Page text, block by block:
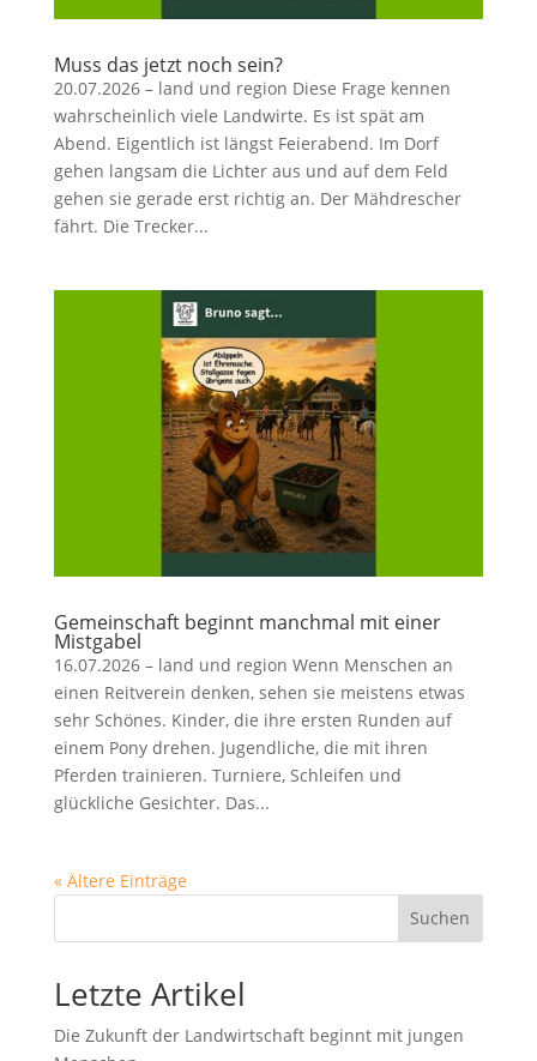
Muss das jetzt noch sein?
20.07.2026 – land und region Diese Frage kennen
wahrscheinlich viele Landwirte. Es ist spät am
Abend. Eigentlich ist längst Feierabend. Im Dorf
gehen langsam die Lichter aus und auf dem Feld
gehen sie gerade erst richtig an. Der Mähdrescher
fährt. Die Trecker...
Gemeinschaft beginnt manchmal mit einer
Mistgabel
16.07.2026 – land und region Wenn Menschen an
einen Reitverein denken, sehen sie meistens etwas
sehr Schönes. Kinder, die ihre ersten Runden auf
einem Pony drehen. Jugendliche, die mit ihren
Pferden trainieren. Turniere, Schleifen und
glückliche Gesichter. Das...
« Ältere Einträge
Suchen
Letzte Artikel
Die Zukunft der Landwirtschaft beginnt mit jungen